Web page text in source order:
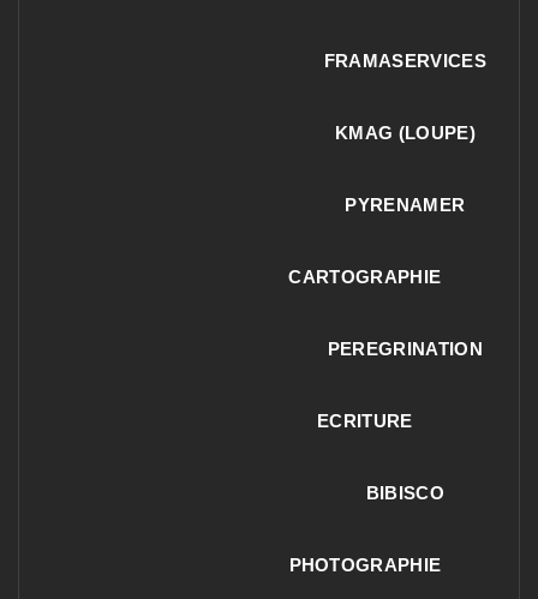
FRAMASERVICES
KMAG (LOUPE)
PYRENAMER
CARTOGRAPHIE
PEREGRINATION
ECRITURE
BIBISCO
PHOTOGRAPHIE